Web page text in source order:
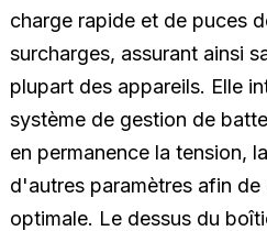
charge rapide et de puces
surcharges, assurant ainsi
plupart des appareils. Elle
système de gestion de
en permanence la tension,
d'autres paramètres afin
optimale. Le dessus du